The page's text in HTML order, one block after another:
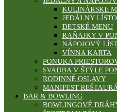
KULINÁRSKE
JEDÁLNY
DETSKÉ MENU
RAŇAJKY V
NÁPOJOVÝ
VÍNNA KARTA
PONUKA
SVADBA V ŠTÝLE
RODINNÉ OSLAVY
MANIFEST
BAR & BOWLING
BOWLINGOVÉ